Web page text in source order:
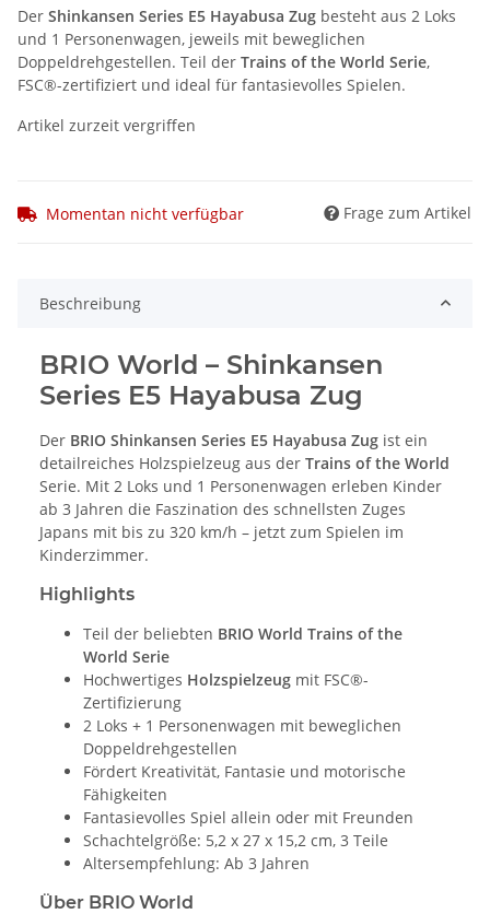
Der Shinkansen Series E5 Hayabusa Zug besteht aus 2 Loks
und 1 Personenwagen, jeweils mit beweglichen
Doppeldrehgestellen. Teil der Trains of the World Serie,
FSC®-zertifiziert und ideal für fantasievolles Spielen.
Artikel zurzeit vergriffen
Momentan nicht verfügbar Frage zum Artikel
Beschreibung
BRIO World – Shinkansen
Series E5 Hayabusa Zug
Der BRIO Shinkansen Series E5 Hayabusa Zug ist ein
detailreiches Holzspielzeug aus der Trains of the World
Serie. Mit 2 Loks und 1 Personenwagen erleben Kinder
ab 3 Jahren die Faszination des schnellsten Zuges
Japans mit bis zu 320 km/h – jetzt zum Spielen im
Kinderzimmer.
Highlights
Teil der beliebten BRIO World Trains of the
World Serie
Hochwertiges Holzspielzeug mit FSC®-
Zertifizierung
2 Loks + 1 Personenwagen mit beweglichen
Doppeldrehgestellen
Fördert Kreativität, Fantasie und motorische
Fähigkeiten
Fantasievolles Spiel allein oder mit Freunden
Schachtelgröße: 5,2 x 27 x 15,2 cm, 3 Teile
Altersempfehlung: Ab 3 Jahren
Über BRIO World